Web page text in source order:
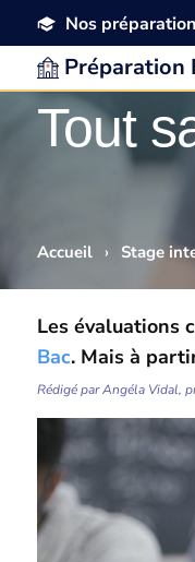
Nos
Préparation
Tout
Accueil › Stage
Les évaluations
Bac. Mais à
Rédigé par Angéla Vidal,